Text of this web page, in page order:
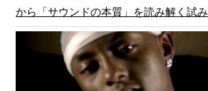
から「サウンドの本質」を読み解く試み